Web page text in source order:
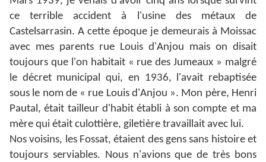
ce terrible accident à l'usine des métaux de
Castelsarrasin. A cette époque je demeurais à Moissac
avec mes parents rue Louis d'Anjou mais on disait
toujours que l'on habitait « rue des Jumeaux » malgré
le décret municipal qui, en 1936, l'avait rebaptisée
sous le nom de « rue Louis d'Anjou ». Mon père, Henri
Pautal, était tailleur d'habit établi à son compte et ma
mère qui était culottière, giletière travaillait avec lui.
Nos voisins, les Fossat, étaient des gens sans histoire et
toujours serviables. Nous n'avions que de très bons